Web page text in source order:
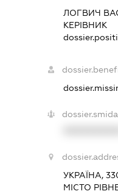
ЛОГВИЧ
КЕРІВНИК
УКРАЇНА,
МІСТО